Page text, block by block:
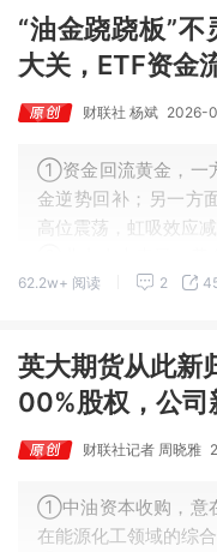
“油金跷跷板”
大关，ETF资金
财联社 杨斌 2026-
①资金回流黄金，一
金逆势回补；另一方
高位震荡，虹吸效应减
口尚未开启，趋势性
62.2w+ 阅读 2
英大期货从此新
00%股权，公司
财联社记者 周晓雅
①中油资本收购，意
在能源化工领域的综